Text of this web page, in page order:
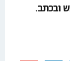
ובכתב.